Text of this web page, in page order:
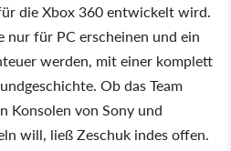
die Xbox 360 entwickelt wird.
nur für PC erscheinen und ein
werden, mit einer komplett
Ob das Team
Konsolen von Sony und
will, ließ Zeschuk indes offen.